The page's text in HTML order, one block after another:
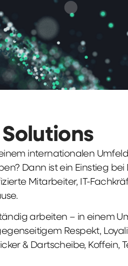
Solutions
internationalen
Dann ist ein Einstieg bei
Mitarbeiter, IT-
arbeiten – in einem
Respekt,
& Dartscheibe, Koffein,